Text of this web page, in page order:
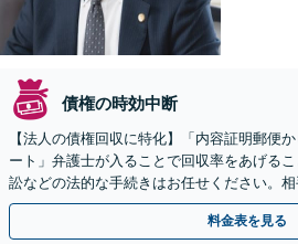
債権の時効中断
【法人の債権回収に特化】「内容証明郵便
ート」弁護士が入ることで回収率をあげる
訟などの法的な手続きはお任せください。
る前にお早めにご相談を！【夜間相談可（
料金表を見る